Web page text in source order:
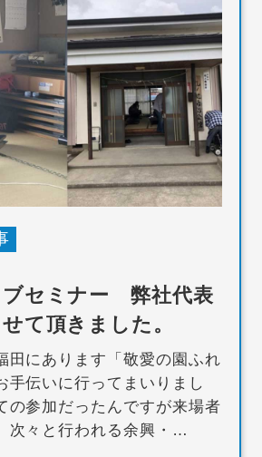
ブセミナー 弊社代表
て頂きました。
田にあります「敬愛の園ふれ
手伝いに行ってまいりまし
の参加だったんですが来場者
次々と行われる余興・…